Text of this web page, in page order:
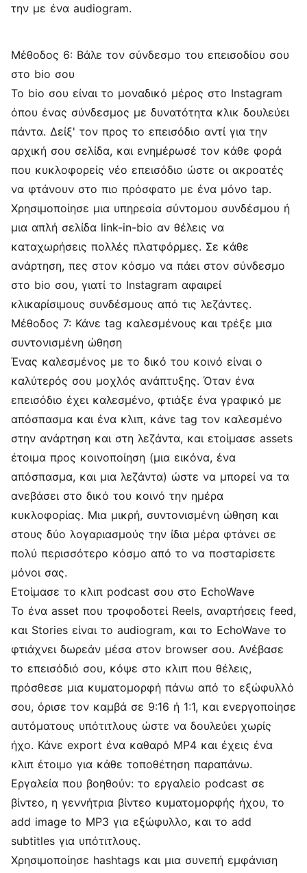
την με ένα audiogram.
Μέθοδος 6: Βάλε τον σύνδεσμο του επεισοδίου σου
στο bio σου
Το bio σου είναι το μοναδικό μέρος στο Instagram
όπου ένας σύνδεσμος με δυνατότητα κλικ δουλεύει
πάντα. Δείξ' τον προς το επεισόδιο αντί για την
αρχική σου σελίδα, και ενημέρωσέ τον κάθε φορά
που κυκλοφορείς νέο επεισόδιο ώστε οι ακροατές
να φτάνουν στο πιο πρόσφατο με ένα μόνο tap.
Χρησιμοποίησε μια υπηρεσία σύντομου συνδέσμου ή
μια απλή σελίδα link-in-bio αν θέλεις να
καταχωρήσεις πολλές πλατφόρμες. Σε κάθε
ανάρτηση, πες στον κόσμο να πάει στον σύνδεσμο
στο bio σου, γιατί το Instagram αφαιρεί
κλικαρίσιμους συνδέσμους από τις λεζάντες.
Μέθοδος 7: Κάνε tag καλεσμένους και τρέξε μια
συντονισμένη ώθηση
Ένας καλεσμένος με το δικό του κοινό είναι ο
καλύτερός σου μοχλός ανάπτυξης. Όταν ένα
επεισόδιο έχει καλεσμένο, φτιάξε ένα γραφικό με
απόσπασμα και ένα κλιπ, κάνε tag τον καλεσμένο
στην ανάρτηση και στη λεζάντα, και ετοίμασε assets
έτοιμα προς κοινοποίηση (μια εικόνα, ένα
απόσπασμα, και μια λεζάντα) ώστε να μπορεί να τα
ανεβάσει στο δικό του κοινό την ημέρα
κυκλοφορίας. Μια μικρή, συντονισμένη ώθηση και
στους δύο λογαριασμούς την ίδια μέρα φτάνει σε
πολύ περισσότερο κόσμο από το να ποσταρίσετε
μόνοι σας.
Ετοίμασε το κλιπ podcast σου στο EchoWave
Το ένα asset που τροφοδοτεί Reels, αναρτήσεις feed,
και Stories είναι το audiogram, και το EchoWave το
φτιάχνει δωρεάν μέσα στον browser σου. Ανέβασε
το επεισόδιό σου, κόψε στο κλιπ που θέλεις,
πρόσθεσε μια κυματομορφή πάνω από το εξώφυλλό
σου, όρισε τον καμβά σε 9:16 ή 1:1, και ενεργοποίησε
αυτόματους υπότιτλους ώστε να δουλεύει χωρίς
ήχο. Κάνε export ένα καθαρό MP4 και έχεις ένα
κλιπ έτοιμο για κάθε τοποθέτηση παραπάνω.
Εργαλεία που βοηθούν: το εργαλείο podcast σε
βίντεο, η γεννήτρια βίντεο κυματομορφής ήχου, το
add image to MP3 για εξώφυλλο, και το add
subtitles για υπότιτλους.
Χρησιμοποίησε hashtags και μια συνεπή εμφάνιση